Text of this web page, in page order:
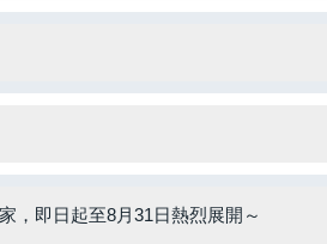
，即日起至8月31日熱烈展開～